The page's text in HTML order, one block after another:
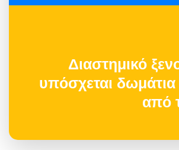
Διαστημικό
υπόσχεται δωμάτια
από